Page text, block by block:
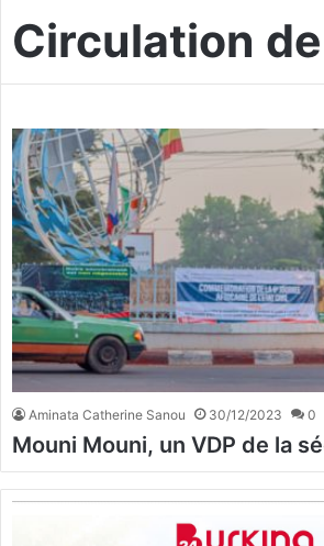
Circulation
Aminata Catherine Sanou 30/12/2023 0
Mouni Mouni, un VDP de la